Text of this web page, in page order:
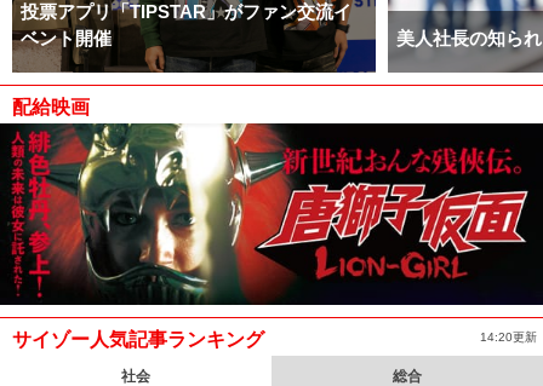
投票アプリ「TIPSTAR」がファン交流イ
ベント開催
美人社長の知ら
配給映画
サイゾー人気記事ランキング 14:20更新
社会 総合